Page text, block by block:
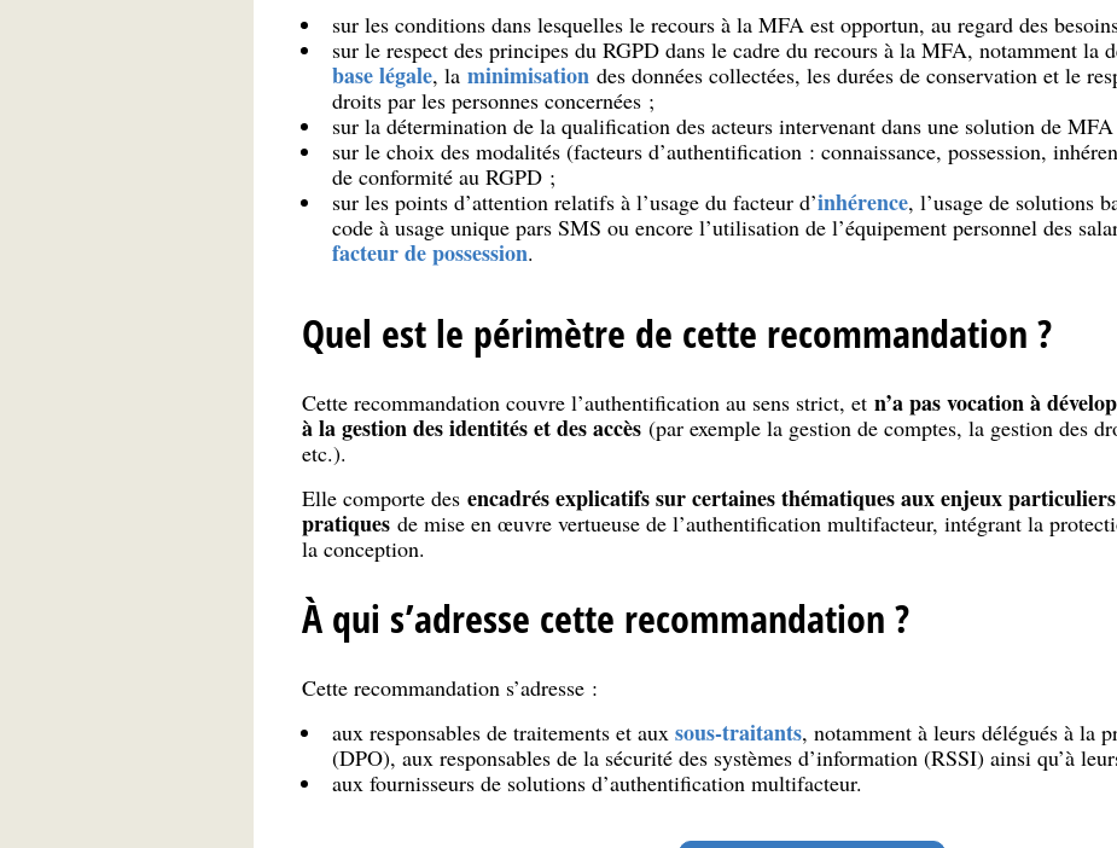
sur les conditions dans lesquelles le recours à la MFA est opportun, au regard des
sur le respect des principes du RGPD dans le cadre du recours à la MFA, notamment la
base légale, la minimisation des données collectées, les durées de conservation et le
droits par les personnes concernées ;
sur la détermination de la qualification des acteurs intervenant dans une solution de
sur le choix des modalités (facteurs d’authentification : connaissance, possession,
de conformité au RGPD ;
sur les points d’attention relatifs à l’usage du facteur d’inhérence, l’usage de solutions
code à usage unique pars SMS ou encore l’utilisation de l’équipement personnel des
facteur de possession.
Quel est le périmètre de cette recommandation ?
Cette recommandation couvre l’authentification au sens strict, et n’a pas vocation à
à la gestion des identités et des accès(par exemple la gestion de comptes, la gestion des
etc.).
Elle comporte des encadrés explicatifs sur certaines thématiques aux enjeux particuliers
pratiquesde mise en œuvre vertueuse de l’authentification multifacteur, intégrant la
la conception.
À qui s’adresse cette recommandation ?
Cette recommandation s’adresse :
aux responsables de traitements et aux sous-traitants, notamment à leurs délégués à la
(DPO), aux responsables de la sécurité des systèmes d’information (RSSI) ainsi qu’à
aux fournisseurs de solutions d’authentification multifacteur.